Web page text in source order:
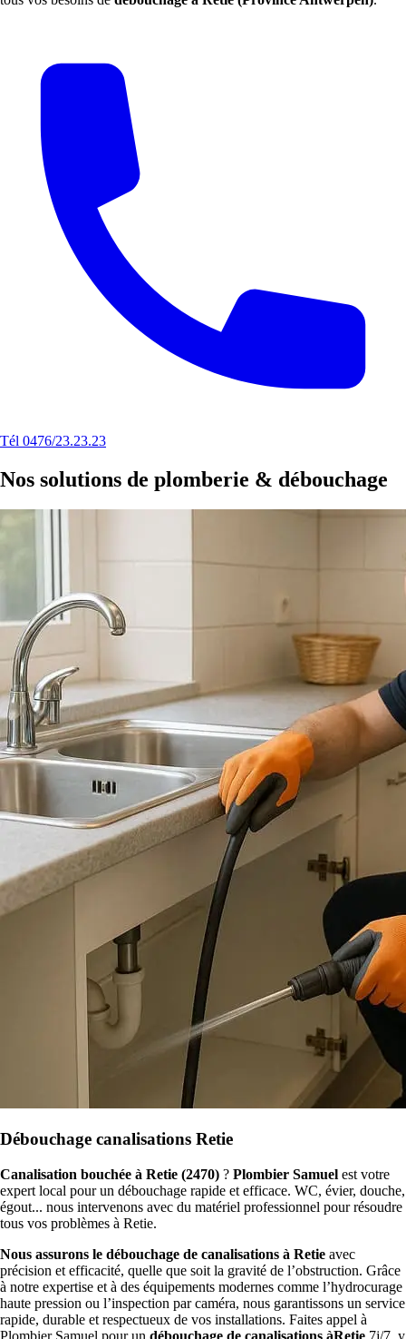
Tél 0476/23.23.23
Nos solutions de plomberie & débouchage
Débouchage canalisations Retie
Canalisation bouchée à Retie (2470) ? Plombier Samuel est votre
expert local pour un débouchage rapide et efficace. WC, évier, douche,
égout... nous intervenons avec du matériel professionnel pour résoudre
tous vos problèmes à Retie.
Nous assurons le débouchage de canalisations à Retie avec
précision et efficacité, quelle que soit la gravité de l’obstruction. Grâce
à notre expertise et à des équipements modernes comme l’hydrocurage
haute pression ou l’inspection par caméra, nous garantissons un service
rapide, durable et respectueux de vos installations. Faites appel à
Plombier Samuel pour un débouchage de canalisations àRetie 7j/7, y